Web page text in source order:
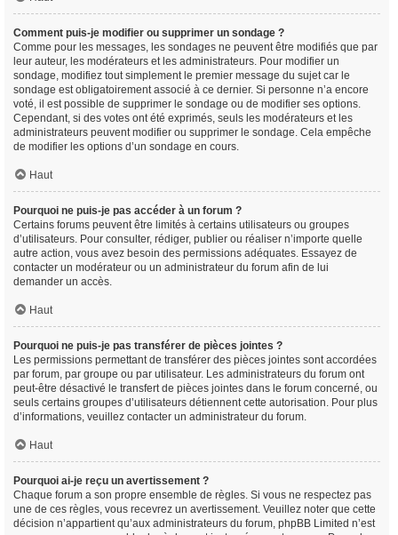
Comment puis-je modifier ou supprimer un sondage ?
Comme pour les messages, les sondages ne peuvent être modifiés que par
leur auteur, les modérateurs et les administrateurs. Pour modifier un
sondage, modifiez tout simplement le premier message du sujet car le
sondage est obligatoirement associé à ce dernier. Si personne n’a encore
voté, il est possible de supprimer le sondage ou de modifier ses options.
Cependant, si des votes ont été exprimés, seuls les modérateurs et les
administrateurs peuvent modifier ou supprimer le sondage. Cela empêche
de modifier les options d’un sondage en cours.
Haut
Pourquoi ne puis-je pas accéder à un forum ?
Certains forums peuvent être limités à certains utilisateurs ou groupes
d’utilisateurs. Pour consulter, rédiger, publier ou réaliser n’importe quelle
autre action, vous avez besoin des permissions adéquates. Essayez de
contacter un modérateur ou un administrateur du forum afin de lui
demander un accès.
Haut
Pourquoi ne puis-je pas transférer de pièces jointes ?
Les permissions permettant de transférer des pièces jointes sont accordées
par forum, par groupe ou par utilisateur. Les administrateurs du forum ont
peut-être désactivé le transfert de pièces jointes dans le forum concerné, ou
seuls certains groupes d’utilisateurs détiennent cette autorisation. Pour plus
d’informations, veuillez contacter un administrateur du forum.
Haut
Pourquoi ai-je reçu un avertissement ?
Chaque forum a son propre ensemble de règles. Si vous ne respectez pas
une de ces règles, vous recevrez un avertissement. Veuillez noter que cette
décision n’appartient qu’aux administrateurs du forum, phpBB Limited n’est